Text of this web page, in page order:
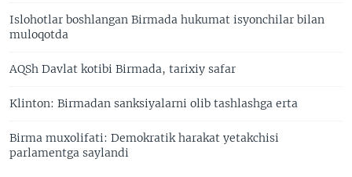
Islohotlar boshlangan Birmada hukumat isyonchilar bilan
muloqotda
AQSh Davlat kotibi Birmada, tarixiy safar
Klinton: Birmadan sanksiyalarni olib tashlashga erta
Birma muxolifati: Demokratik harakat yetakchisi
parlamentga saylandi